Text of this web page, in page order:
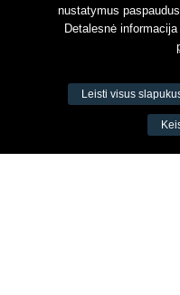
VŠĮ Fitneso mokymo
nustatymus
Detalesnė
Leisti visus